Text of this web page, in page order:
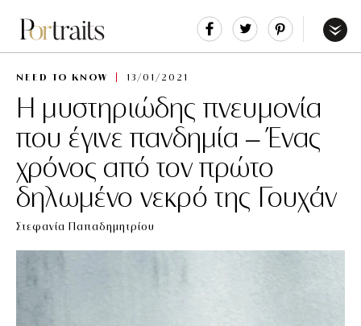
Share Tweet
NEED TO KNOW 13/01/2021
Η μυστηριώδης πνευμονία
που έγινε πανδημία – Ένας
χρόνος από τον πρώτο
δηλωμένο νεκρό της Γουχάν
Στεφανία Παπαδημητρίου